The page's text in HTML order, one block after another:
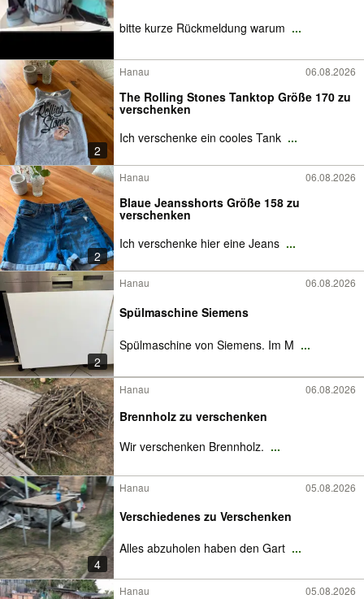
bitte kurze Rückmeldung warum ...
2
Hanau 06.08.2026
The Rolling Stones Tanktop Größe 170 zu
verschenken
Ich verschenke ein cooles Tank ...
2
Hanau 06.08.2026
Blaue Jeansshorts Größe 158 zu
verschenken
Ich verschenke hier eine Jeans ...
2
Hanau 06.08.2026
Spülmaschine Siemens
Spülmaschine von Siemens. Im M ...
Hanau 06.08.2026
Brennholz zu verschenken
Wir verschenken Brennholz. ...
4
Hanau 05.08.2026
Verschiedenes zu Verschenken
Alles abzuholen haben den Gart ...
Hanau 05.08.2026